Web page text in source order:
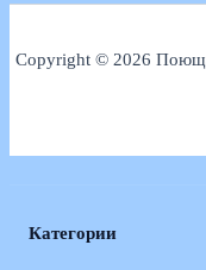
Copyright © 2026
Категории